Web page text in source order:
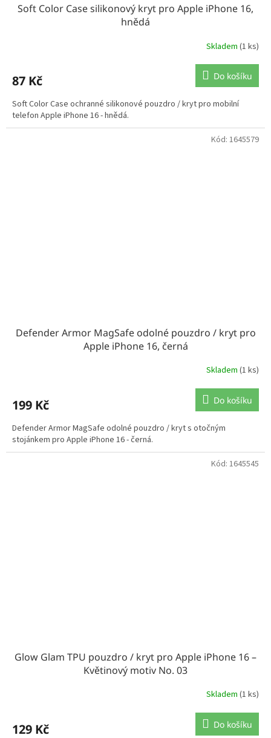
Soft Color Case silikonový kryt pro Apple iPhone 16,
hnědá
Skladem (1 ks)
87 Kč Do košíku
Soft Color Case ochranné silikonové pouzdro / kryt pro mobilní
telefon Apple iPhone 16 - hnědá.
Defender Armor MagSafe odolné pouzdro / kryt pro
Apple iPhone 16, černá
Skladem (1 ks)
199 Kč Do košíku
Defender Armor MagSafe odolné pouzdro / kryt s otočným
stojánkem pro Apple iPhone 16 - černá.
Kód: 1645579
Glow Glam TPU pouzdro / kryt pro Apple iPhone 16 –
Květinový motiv No. 03
Skladem (1 ks)
129 Kč Do košíku
Kód: 1645545